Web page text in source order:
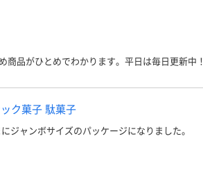
品がひとめでわかります。平日は毎日更新中！
ク菓子 駄菓子
ジャンボサイズのパッケージになりました。